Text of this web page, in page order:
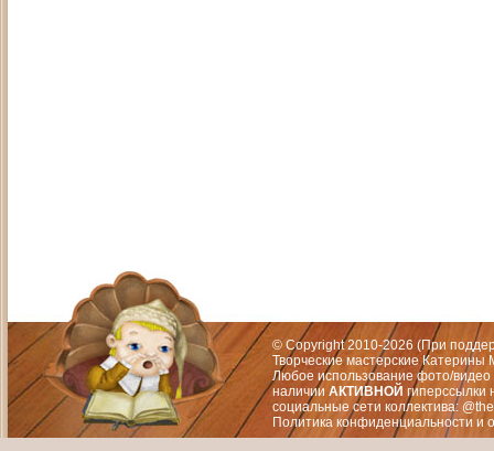
© Copyright 2010-2026 (При
Творческие мастерские
Любое использование фото/видео
наличии АКТИВНОЙ гиперссылки
социальные сети коллектива:
Политика конфиденциальности и